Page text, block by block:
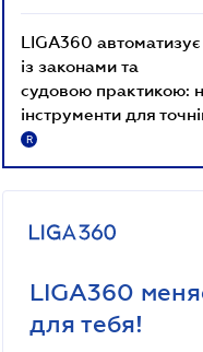
LIGA360
із законами та
судовою практикою:
інструменти для
R
LIGA360
для тебя!